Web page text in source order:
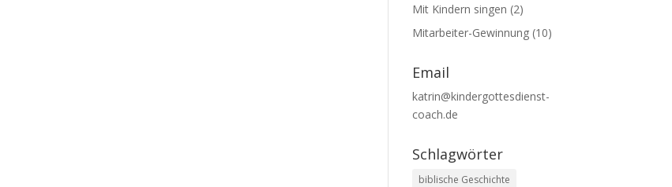
Mit Kindern singen (2)
Mitarbeiter-Gewinnung (10)
Email
katrin@kindergottesdienst-
coach.de
Schlagwörter
biblische Geschichte